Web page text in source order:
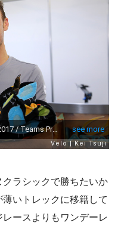
ラシックで勝ちたいか
いトレックに移籍して
ースよりもワンデーレ